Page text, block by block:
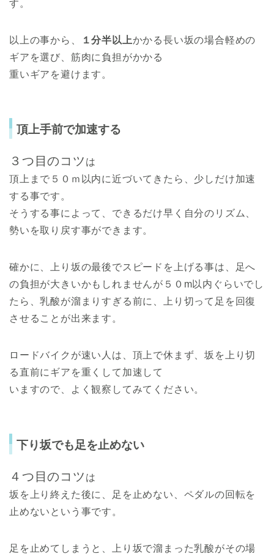
す。
以上の事から、 １分半以上かかる長い坂の場合軽めの
ギアを選び、筋肉に負担がかかる
重いギアを避けます。
頂上手前で加速する
３つ目のコツ は
頂上まで５０ｍ以内に近づいてきたら、少しだけ加速
する事です。
そうする事によって、できるだけ早く自分のリズム、
勢いを取り戻す事ができます。
確かに、上り坂の最後でスピードを上げる事は、足へ
の負担が大きいかもしれませんが５０m以内ぐらいでし
たら、乳酸が溜まりすぎる前に、上り切って足を回復
させることが出来ます。
ロードバイクが速い人は、頂上で休まず、坂を上り切
る直前にギアを重くして加速して
いますので、よく観察してみてください。
下り坂でも足を止めない
４つ目のコツ は
坂を上り終えた後に、足を止めない、ペダルの回転を
止めないという事です。
足を止めてしまうと、上り坂で溜まった乳酸がその場